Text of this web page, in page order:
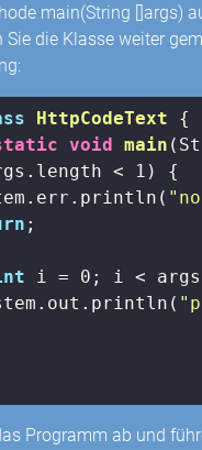
main(String []args)
Sie die Klasse weiter
HttpCodeText
{
void main
< 1 ) {
;
i = 0 ; i <
Programm ab und